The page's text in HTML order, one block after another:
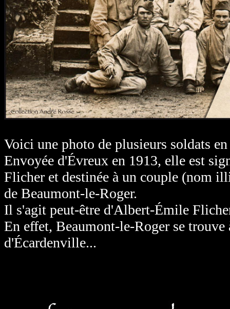
Voici une photo de plusieurs soldats
Envoyée d'Évreux en 1913, elle est
Flicher et destinée à un couple (nom
de Beaumont-le-Roger.
Il s'agit peut-être d'Albert-Émile
En effet, Beaumont-le-Roger se
d'Écardenville...